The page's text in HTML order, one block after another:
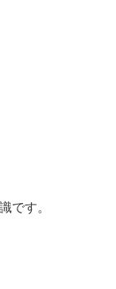
です。